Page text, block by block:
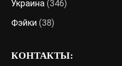
Украина (346)
Фэйки (38)
КОНТАКТЫ: